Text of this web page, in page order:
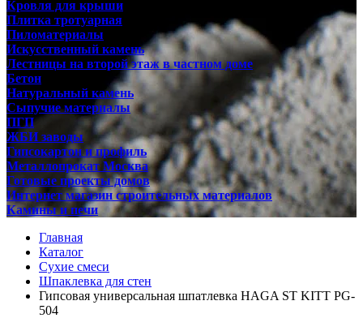
Кровля для крыши
Плитка тротуарная
Пиломатериалы
Искусственный камень
Лестницы на второй этаж в частном доме
Бетон
Натуральный камень
Сыпучие материалы
ПГП
ЖБИ заводы
Гипсокартон и профиль
Металлопрокат Москва
Готовые проекты домов
Интернет магазин строительных материалов
Камины и печи
Главная
Каталог
Сухие смеси
Шпаклевка для стен
Гипсовая универсальная шпатлевка HAGA ST KITT PG-
504